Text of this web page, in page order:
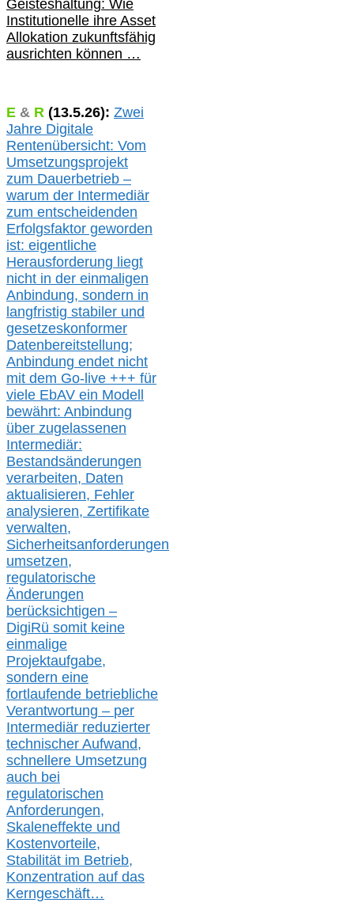
Geisteshaltung: Wie
Institutionelle ihre Asset
Allokation zukunftsfähig
ausrichten können …
E & R (13.5.26): Zwei
Jahre Digitale
Rentenübersicht: Vom
Umsetzungsprojekt
zum Dauerbetrieb –
warum der Intermediär
zum entscheidenden
Erfolgsfaktor geworden
ist: eigentliche
Herausforderung liegt
nicht in der einmaligen
Anbindung, sondern in
langfristig stabiler und
gesetzeskonformer
Datenbereitstellung;
Anbindung endet nicht
mit dem Go-live +++ für
viele EbAV ein Modell
bewährt: Anbindung
über zugelassenen
Intermediär:
Bestandsänderungen
verarbeiten, Daten
aktualisieren, Fehler
analysieren, Zertifikate
verwalten,
Sicherheitsanforderungen
umsetzen,
regulatorische
Änderungen
berücksichtigen –
DigiRü somit keine
einmalige
Projektaufgabe,
sondern eine
fortlaufende betriebliche
Verantwortung – per
Intermediär reduzierter
technischer Aufwand,
schnellere Umsetzung
auch bei
regulatorischen
Anforderungen,
Skaleneffekte und
Kostenvorteile,
Stabilität im Betrieb,
Konzentration auf das
Kerngeschäft…